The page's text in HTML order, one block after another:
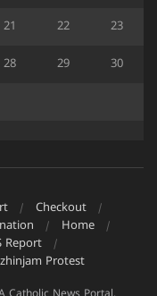
21 22 23
28 29 30
Checkout
Home
Report
Protest